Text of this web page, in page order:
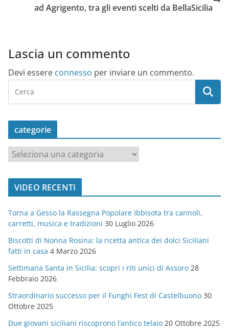
ad Agrigento, tra gli eventi scelti da BellaSicilia
Lascia un commento
Devi essere connesso per inviare un commento.
categorie
t
o
r
i
e
VIDEO RECENTI
Torna a Gesso la Rassegna Popolare Ibbisota tra cannoli,
carretti, musica e tradizioni 30 Luglio 2026
Biscotti di Nonna Rosina: la ricetta antica dei dolci Siciliani
fatti in casa 4 Marzo 2026
Settimana Santa in Sicilia: scopri i riti unici di Assoro 28
Febbraio 2026
Straordinario successo per il Funghi Fest di Castelbuono 30
Ottobre 2025
Due giovani siciliani riscoprono l’antico telaio 20 Ottobre 2025